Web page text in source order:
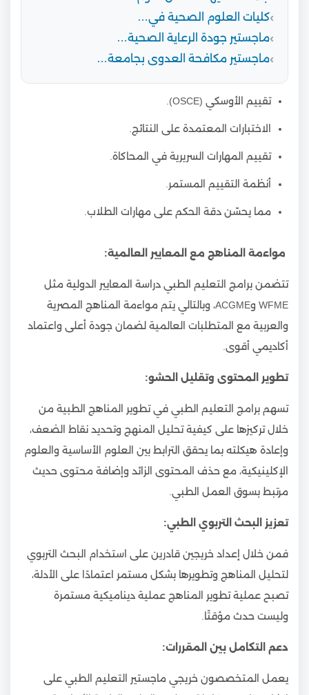
كليات العلوم الصحية في…
ماجستير جودة الرعاية الصحية…
ماجستير مكافحة العدوى بجامعة…
تقييم الأوسكي (OSCE).
الاختبارات المعتمدة على النتائج.
تقييم المهارات السريرية في المحاكاة.
أنظمة التقييم المستمر.
مما يحسّن دقة الحكم على مهارات الطلاب.
مواءمة المناهج مع المعايير العالمية:
تتضمن برامج التعليم الطبي دراسة المعايير الدولية مثل
WFME وACGME، وبالتالي يتم مواءمة المناهج المصرية
والعربية مع المتطلبات العالمية لضمان جودة أعلى واعتماد
أكاديمي أقوى.
تطوير المحتوى وتقليل الحشو:
تسهم برامج التعليم الطبي في تطوير المناهج الطبية من
خلال تركيزها على كيفية تحليل المنهج وتحديد نقاط الضعف،
وإعادة هيكلته بما يحقق الترابط بين العلوم الأساسية والعلوم
الإكلينيكية، مع حذف المحتوى الزائد وإضافة محتوى حديث
مرتبط بسوق العمل الطبي.
تعزيز البحث التربوي الطبي:
فمن خلال إعداد خريجين قادرين على استخدام البحث التربوي
لتحليل المناهج وتطويرها بشكل مستمر اعتمادًا على الأدلة،
تصبح عملية تطوير المناهج عملية ديناميكية مستمرة
وليست حدث مؤقتًا.
دعم التكامل بين المقررات:
يعمل المتخصصون خريجي ماجستير التعليم الطبي على